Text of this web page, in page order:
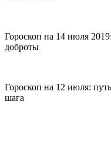
Гороскоп на 14 июля
доброты
Гороскоп на 12 июля:
шага